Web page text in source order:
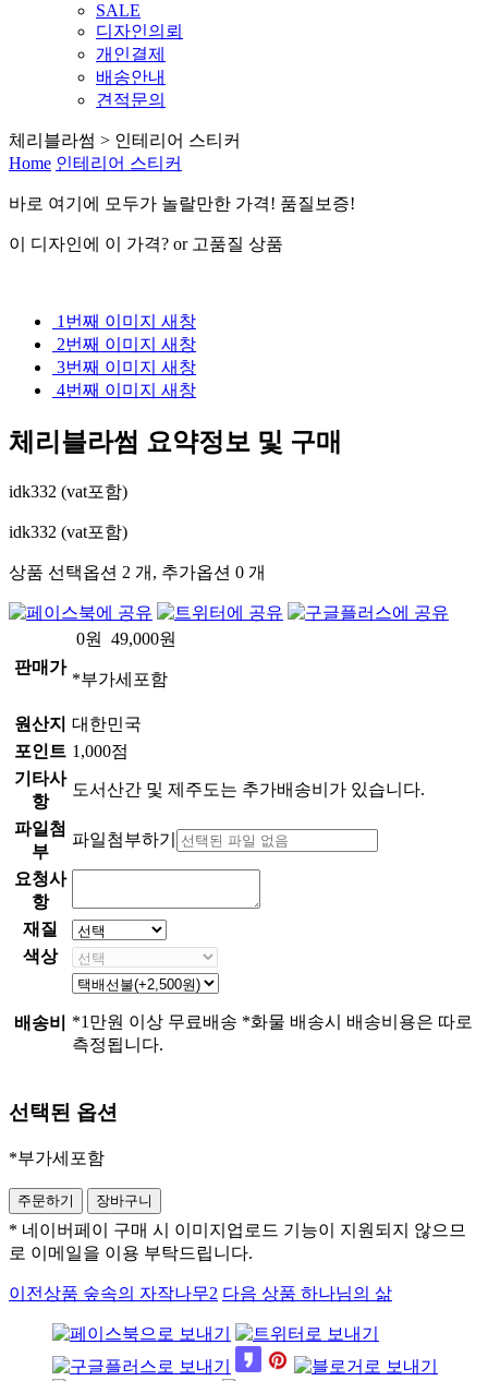
SALE
디자인의뢰
개인결제
배송안내
견적문의
체리블라썸 > 인테리어 스티커
Home 인테리어 스티커
바로 여기 에 모두가 놀랄만한 가격! 품질보증!
이 디자인에 이 가격? or 고품질 상품
1번째 이미지 새창
2번째 이미지 새창
3번째 이미지 새창
4번째 이미지 새창
체리블라썸 요약정보 및 구매
idk332 (vat포함)
idk332 (vat포함)
상품 선택옵션 2 개, 추가옵션 0 개
판매가
0원 49,000원
*부가세포함
원산지 대한민국
포인트 1,000점
기타사
항
도서산간 및 제주도는 추가배송비가 있습니다.
파일첨
부
파일첨부하기
요청사
항
재질
색상
배송비
*1만원 이상 무료배송 *화물 배송시 배송비용은 따로
측정됩니다.
선택된 옵션
*부가세포함
* 네이버페이 구매 시 이미지업로드 기능이 지원되지 않으므
로 이메일을 이용 부탁드립니다.
이전상품 숲속의 자작나무2 다음 상품 하나님의 삶